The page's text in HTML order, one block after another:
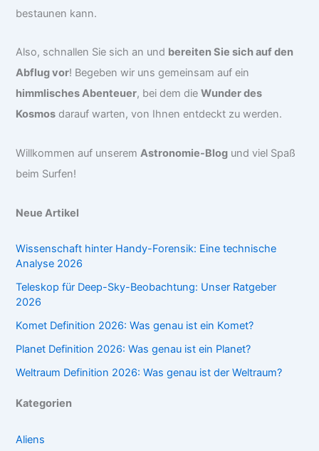
bestaunen kann.
Also, schnallen Sie sich an und bereiten Sie sich auf den
Abflug vor! Begeben wir uns gemeinsam auf ein
himmlisches Abenteuer, bei dem dieWunder des
Kosmos darauf warten, von Ihnen entdeckt zu werden.
Willkommen auf unseremAstronomie-Blog und viel Spaß
beim Surfen!
Neue Artikel
Wissenschaft hinter Handy-Forensik: Eine technische
Analyse 2026
Teleskop für Deep-Sky-Beobachtung: Unser Ratgeber
2026
Komet Definition 2026: Was genau ist ein Komet?
Planet Definition 2026: Was genau ist ein Planet?
Weltraum Definition 2026: Was genau ist der Weltraum?
Kategorien
Aliens